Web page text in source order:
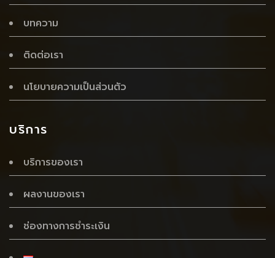
บทความ
ติดต่อเรา
นโยบายความเป็นส่วนตัว
บริการ
บริการของเรา
ผลงานของเรา
ช่องทางการชำระเงิน